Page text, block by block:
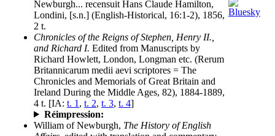
Newburgh... recensuit Hans Claude Hamilton,
Londini, [s.n.] (English-Historical, 16:1-2), 1856,
2 t.
Chronicles of the Reigns of Stephen, Henry II.,
and Richard I. Edited from Manuscripts by
Richard Howlett, London, Longman etc. (Rerum
Britannicarum medii aevi scriptores = The
Chronicles and Memorials of Great Britain and
Ireland During the Middle Ages, 82), 1884-1889,
4 t. [IA: t. 1 , t. 2, t. 3, t. 4]
Réimpression:
William of Newburgh, The History of English